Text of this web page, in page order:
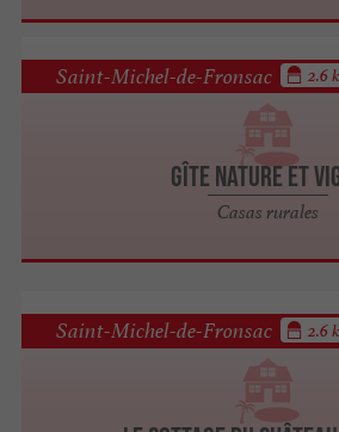
Gîte Nature et
Casas rurales
Saint-Michel-de-Fronsac 2.6
Saint-Michel-de-Fronsac 2.6